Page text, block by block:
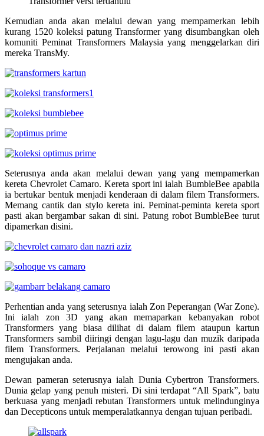
Kemudian anda akan melalui dewan yang mempamerkan lebih
kurang 1520 koleksi patung Transformer yang disumbangkan oleh
komuniti Peminat Transformers Malaysia yang menggelarkan diri
mereka TransMy.
Seterusnya anda akan melalui dewan yang yang mempamerkan
kereta Chevrolet Camaro. Kereta sport ini ialah BumbleBee apabila
ia bertukar bentuk menjadi kenderaan di dalam filem Transformers.
Memang cantik dan stylo kereta ini. Peminat-peminta kereta sport
pasti akan bergambar sakan di sini. Patung robot BumbleBee turut
dipamerkan disini.
Perhentian anda yang seterusnya ialah Zon Peperangan (War Zone).
Ini ialah zon 3D yang akan memaparkan kebanyakan robot
Transformers yang biasa dilihat di dalam filem ataupun kartun
Transformers sambil diiringi dengan lagu-lagu dan muzik daripada
filem Transformers. Perjalanan melalui terowong ini pasti akan
mengujakan anda.
Dewan pameran seterusnya ialah Dunia Cybertron Transformers.
Dunia gelap yang penuh misteri. Di sini terdapat “All Spark”, batu
berkuasa yang menjadi rebutan Transformers untuk melindunginya
dan Decepticons untuk memperalatkannya dengan tujuan peribadi.